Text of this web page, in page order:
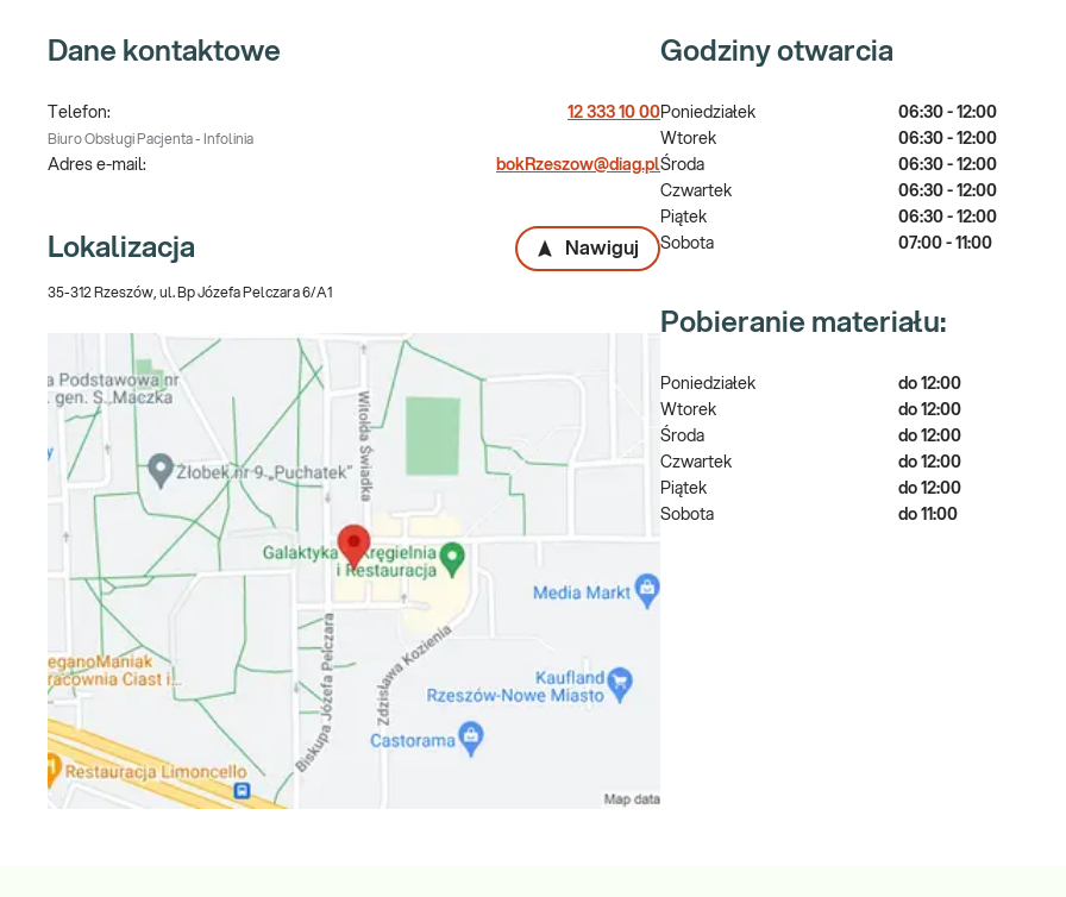
Dane kontaktowe
Telefon: 12 333 10 00
Biuro Obsługi Pacjenta - Infolinia
Adres e-mail: bokRzeszow@diag.pl
Lokalizacja Nawiguj
35-312 Rzeszów, ul. Bp Józefa Pelczara 6/A1
Godziny otwarcia
Poniedziałek
06:30 - 12:00
Wtorek
06:30 - 12:00
Środa
06:30 - 12:00
Czwartek
06:30 - 12:00
Piątek
06:30 - 12:00
Sobota
07:00 - 11:00
Pobieranie materiału:
Poniedziałek
do 12:00
Wtorek
do 12:00
Środa
do 12:00
Czwartek
do 12:00
Piątek
do 12:00
Sobota
do 11:00